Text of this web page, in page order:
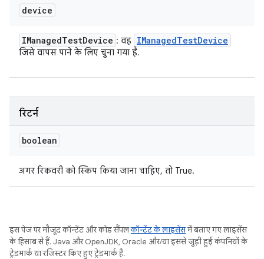
device
IManagedTestDevice : वह IManagedTestDevice
जिसे वापस पाने के लिए चुना गया है.
रिटर्न
boolean
अगर रिकवरी को स्किप किया जाना चाहिए, तो True.
इस पेज पर मौजूद कॉन्टेंट और कोड सैंपलकॉन्टेंट के लाइसेंसमें बताए गए लाइसेंस
के हिसाब से हैं. Java और OpenJDK, Oracle और/या इससे जुड़ी हुई कंपनियों के
ट्रेडमार्क या रजिस्टर किए हुए ट्रेडमार्क हैं.